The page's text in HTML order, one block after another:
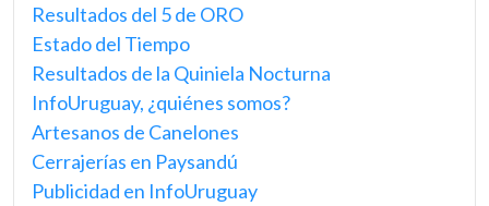
Resultados del 5 de ORO
Estado del Tiempo
Resultados de la Quiniela Nocturna
InfoUruguay, ¿quiénes somos?
Artesanos de Canelones
Cerrajerías en Paysandú
Publicidad en InfoUruguay